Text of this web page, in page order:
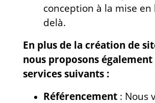
conception à la mise en
delà.
En plus de la création de
nous proposons également
services suivants :
Référencement : Nous